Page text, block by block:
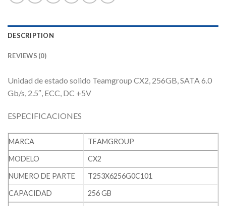
DESCRIPTION
REVIEWS (0)
Unidad de estado solido Teamgroup CX2, 256GB, SATA 6.0
Gb/s, 2.5″, ECC, DC +5V
ESPECIFICACIONES
MARCA
TEAMGROUP
MODELO
CX2
NUMERO DE PARTE
T253X6256G0C101
CAPACIDAD
256 GB